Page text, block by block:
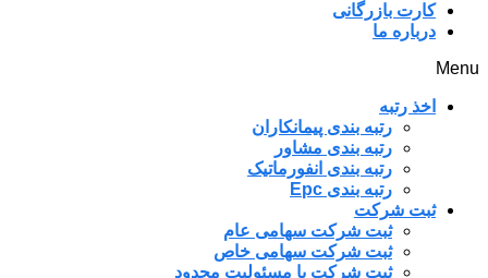
کارت بازرگانی
درباره ما
Menu
اخذ رتبه
رتبه بندی پیمانکاران
رتبه بندی مشاور
رتبه بندی انفورماتیک
رتبه بندی Epc
ثبت شرکت
ثبت شرکت سهامی عام
ثبت شرکت سهامی خاص
ثبت شرکت با مسئولیت محدود